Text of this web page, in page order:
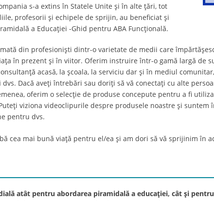
s-a extins în Statele Unite și în alte țări, tot
profesorii și echipele de sprijin, au beneficiat și
a Educației -Ghid pentru ABA Funcțională.
din profesioniști dintr-o varietate de medii care
în prezent și în viitor. Oferim instruire într-o gamă largă de
acasă, la școala, la serviciu dar și în mediul
Dacă aveți întrebări sau doriți să vă conectați cu alte
oferim o selecție de produse concepute pentru a fi
viziona videoclipurile despre produsele noastre și suntem
pentru dvs.
cea mai bună viață pentru el/ea și am dori să vă sprijinim în
atât pentru abordarea piramidală a educației, cât și